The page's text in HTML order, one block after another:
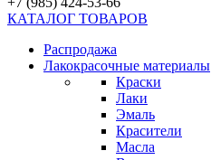
КАТАЛОГ ТОВАРОВ
Распродажа
Лакокрасочные материалы
Краски
Лаки
Эмаль
Красители
Масла